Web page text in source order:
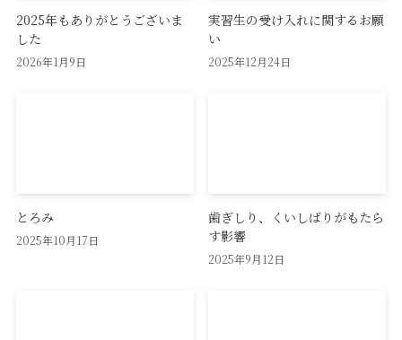
2025年もありがとうございま
した
2026年1月9日
実習生の受け入れに関するお願
い
2025年12月24日
とろみ
2025年10月17日
歯ぎしり、くいしばりがもたら
す影響
2025年9月12日